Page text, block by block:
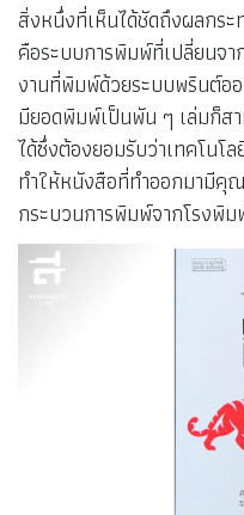
สิ่งหนึ่งที่เห็นได้ชัดถึงผลกร
คือระบบการพิมพ์ที่เปลี่ยนจ
งานที่พิมพ์ด้วยระบบพรินต์อ
มียอดพิมพ์เป็นพัน ๆ เล่มก็ส
ได้ซึ่งต้องยอมรับว่าเทคโน
ทำให้หนังสือที่ทำออกมามี
กระบวนการพิมพ์จากโรงพิ